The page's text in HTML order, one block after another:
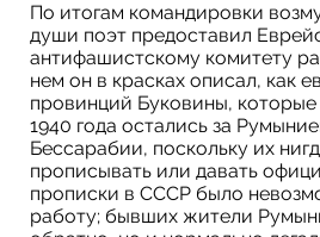
По итогам командировки
души поэт предоставил
антифашистскому комитету
нем он в красках описал, как
провинций Буковины, которые
1940 года остались за
Бессарабии, поскольку их
прописывать или давать
прописки в СССР было
работу; бывших жители